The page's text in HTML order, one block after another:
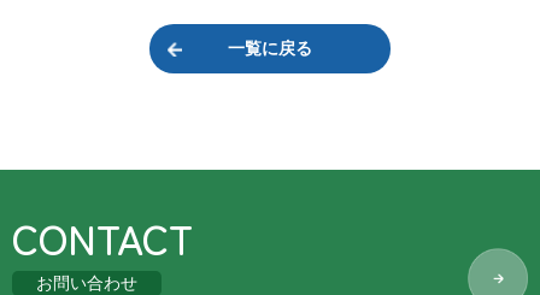
一覧に戻る
CONTACT
お問い合わせ